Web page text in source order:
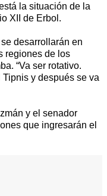
la situación de la
XII de Erbol.
desarrollarán en
regiones de los
“Va ser rotativo.
y después se va
y el senador
que ingresarán el